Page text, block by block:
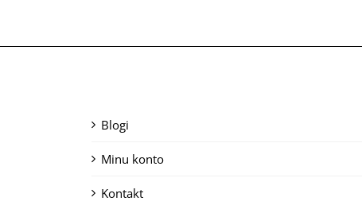
Blogi
Minu konto
Kontakt